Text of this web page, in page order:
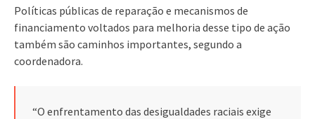
Políticas públicas de reparação e mecanismos de
financiamento voltados para melhoria desse tipo de ação
também são caminhos importantes, segundo a
coordenadora.
“O enfrentamento das desigualdades raciais exige